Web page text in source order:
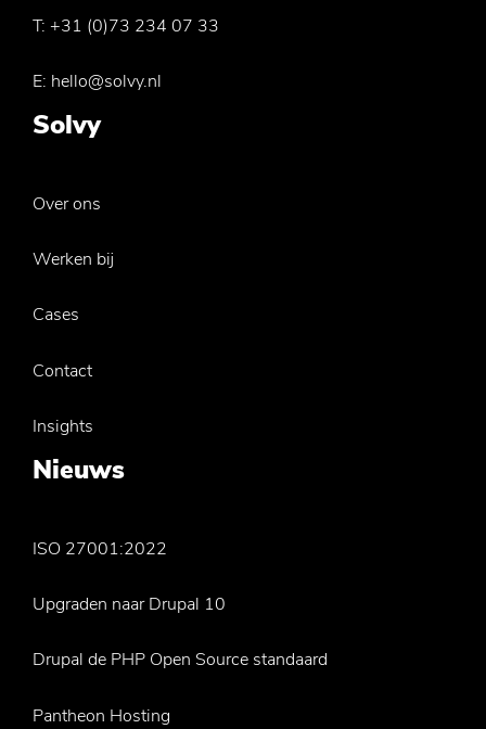
T: +31 (0)73 234 07 33
E: hello@solvy.nl
Solvy
Over ons
Werken bij
Cases
Contact
Insights
Nieuws
ISO 27001:2022
Upgraden naar Drupal 10
Drupal de PHP Open Source standaard
Pantheon Hosting